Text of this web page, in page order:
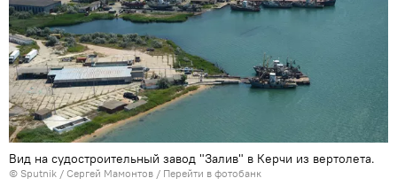
Вид на судостроительный завод "Залив" в Керчи из вертолета.
© Sputnik / Сергей Мамонтов / Перейти в фотобанк